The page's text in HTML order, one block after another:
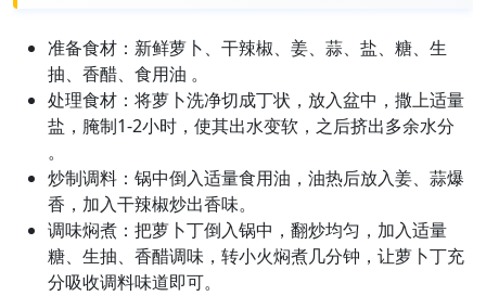
准备食材：新鲜萝卜、干辣椒、姜、蒜、盐、糖、生
抽、香醋、食用油 。
处理食材：将萝卜洗净切成丁状，放入盆中，撒上适量
盐，腌制1-2小时，使其出水变软，之后挤出多余水分
。
炒制调料：锅中倒入适量食用油，油热后放入姜、蒜爆
香，加入干辣椒炒出香味。
调味焖煮：把萝卜丁倒入锅中，翻炒均匀，加入适量
糖、生抽、香醋调味，转小火焖煮几分钟，让萝卜丁充
分吸收调料味道即可。